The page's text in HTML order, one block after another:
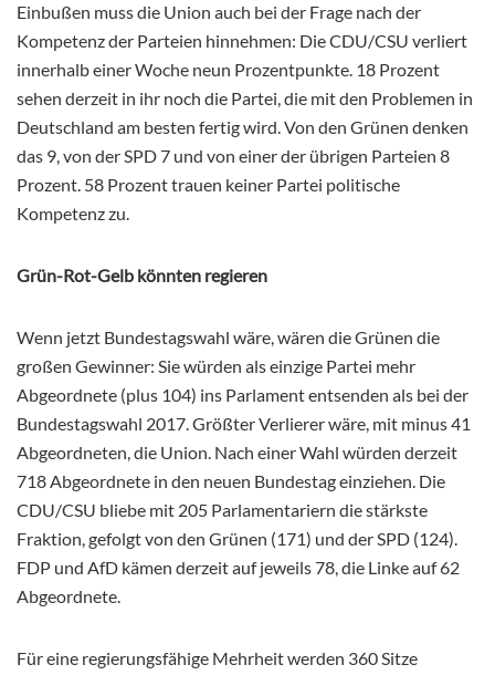
Einbußen muss die Union auch bei der Frage nach der
Kompetenz der Parteien hinnehmen: Die CDU/CSU verliert
innerhalb einer Woche neun Prozentpunkte. 18 Prozent
sehen derzeit in ihr noch die Partei, die mit den Problemen in
Deutschland am besten fertig wird. Von den Grünen denken
das 9, von der SPD 7 und von einer der übrigen Parteien 8
Prozent. 58 Prozent trauen keiner Partei politische
Kompetenz zu.
Grün-Rot-Gelb könnten regieren
Wenn jetzt Bundestagswahl wäre, wären die Grünen die
großen Gewinner: Sie würden als einzige Partei mehr
Abgeordnete (plus 104) ins Parlament entsenden als bei der
Bundestagswahl 2017. Größter Verlierer wäre, mit minus 41
Abgeordneten, die Union. Nach einer Wahl würden derzeit
718 Abgeordnete in den neuen Bundestag einziehen. Die
CDU/CSU bliebe mit 205 Parlamentariern die stärkste
Fraktion, gefolgt von den Grünen (171) und der SPD (124).
FDP und AfD kämen derzeit auf jeweils 78, die Linke auf 62
Abgeordnete.
Für eine regierungsfähige Mehrheit werden 360 Sitze